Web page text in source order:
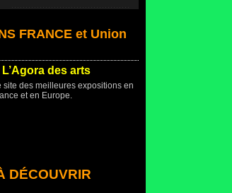
FRANCE et Union
L’Agora des arts
site des meilleures expositions en
et en Europe.
DÉCOUVRIR